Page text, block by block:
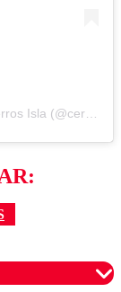
Una publicación compartida de Fundación Cerros Isla (@cerrosisla)